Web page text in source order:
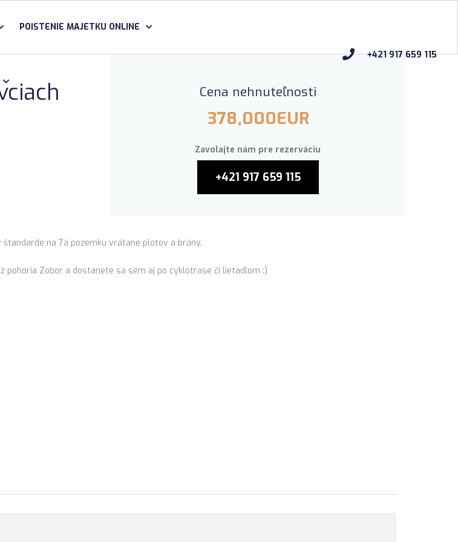
POISTENIE MAJETKU ONLINE
+421 917 659 115
Cena nehnuteľnosti
378,000EUR
Zavolajte nám pre rezerváciu
+421 917 659 115
štandarde na 7á pozemku vrátane plotov a brány.
pohoria Zobor a dostanete sa sem aj po cyklotrase či lietadlom :)